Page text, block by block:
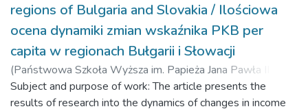
regions of Bulgaria and Slovakia / Ilościowa
ocena dynamiki zmian wskaźnika PKB per
capita w regionach Bułgarii i Słowacji
(Państwowa Szkoła Wyższa im. Papieża Jana Pawła II w
Białej Podlaskiej,2019-06-28)Surówka, Agata
Subject and purpose of work: The article presents the
results of research into the dynamics of changes in income